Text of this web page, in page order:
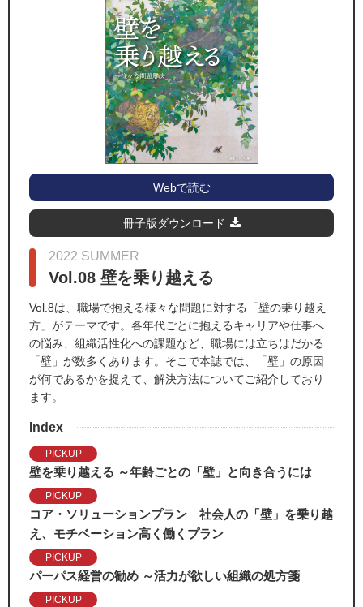
Webで読む
冊子版ダウンロード
2022 SUMMER
Vol.08 壁を乗り越える
Vol.8は、職場で抱える様々な問題に対する「壁の乗り越え
方」がテーマです。各年代ごとに抱えるキャリアや仕事へ
の悩み、組織活性化への課題など、職場には立ちはだかる
「壁」が数多くあります。そこで本誌では、「壁」の原因
が何であるかを捉えて、解決方法についてご紹介しており
ます。
Index
PICKUP
壁を乗り越える ～年齢ごとの「壁」と向き合うには
PICKUP
コア・ソリューションプラン 社会人の「壁」を乗り越
え、モチベーション高く働くプラン
PICKUP
パーパス経営の勧め ～活力が欲しい組織の処方箋
PICKUP